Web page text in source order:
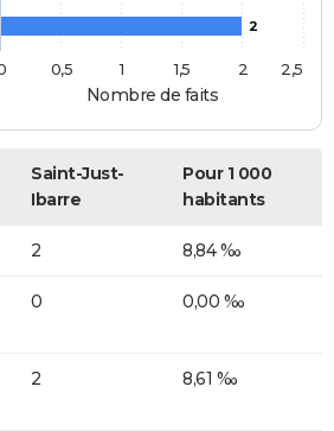
Nombre de faits
2
0,5 1 1,5 2 2,5
Saint-Just-
Ibarre
Pour 1 000
habitants
2 8,84 ‰
0 0,00 ‰
2 8,61 ‰